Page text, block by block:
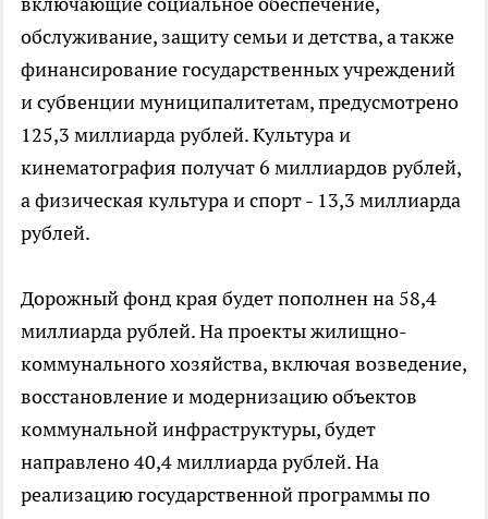
обслуживание, защиту семьи и детства, а также
финансирование государственных учреждений
и субвенции муниципалитетам, предусмотрено
125,3 миллиарда рублей. Культура и
кинематография получат 6 миллиардов рублей,
а физическая культура и спорт - 13,3 миллиарда
рублей.
Дорожный фонд края будет пополнен на 58,4
миллиарда рублей. На проекты жилищно-
коммунального хозяйства, включая возведение,
восстановление и модернизацию объектов
коммунальной инфраструктуры, будет
направлено 40,4 миллиарда рублей. На
реализацию государственной программы по